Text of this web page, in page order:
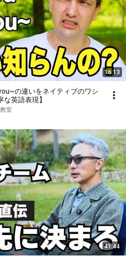
16:13
の違いをネイティブのワシ
英語表現】
室
41:44